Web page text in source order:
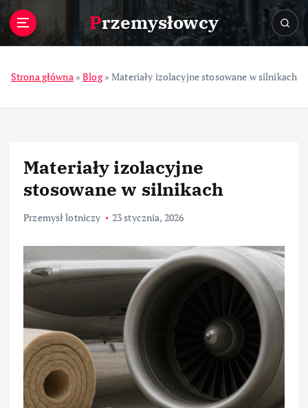
Przemysłowcy
Strona główna»Blog»Materiały izolacyjne stosowane w silnikach
Materiały izolacyjne
stosowane w silnikach
Przemysł lotniczy 23 stycznia, 2026